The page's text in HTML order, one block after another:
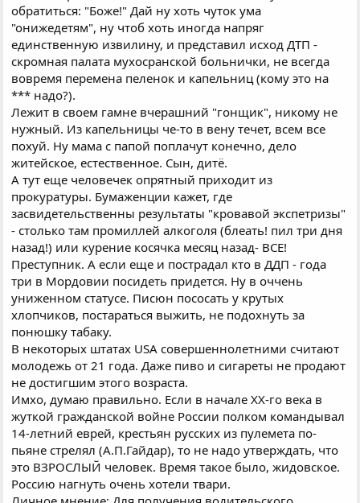
обратиться: "Боже!" Дай ну хоть чуток ума
"онижедетям", ну чтоб хоть иногда напряг
единственную извилину, и представил исxoд ДТП -
скромная палата мухосранской больнички, не всегда
вовремя перемена пеленок и капельниц (кому это на
*** надо?).
Лежит в своем гамне вчерашний "гонщик", никому не
нужный. Из капельницы че-то в вену течет, всем все
похуй. Ну мама с папой поплачут конечно, дело
житейское, естественное. Сын, дитё.
А тут еще человечек опрятный приходит из
прокуратуры. Бумаженции кажет, где
засвидетельственны результаты "кровавой экспетризы"
- столько там промиллей алкоголя (блеать! пил три дня
назад!) или курение косячка месяц назад- ВСЕ!
Преступник. А если еще и пострадал кто в ДДП - года
три в Мордовии посидеть придется. Ну в оччень
униженном статусе. Писюн пососать у крутых
хлопчиков, постараться выжить, не подохнуть за
понюшку табаку.
В некоторых штатах USA совершеннолетними считают
молодежь от 21 года. Даже пиво и сигареты не продают
не достигшим этого возраста.
Имхо, думаю правильно. Если в начале XX-го века в
жуткой гражданской войне России полком командывал
14-летний еврей, крестьян русских из пулемета по-
пьяне стрелял (А.П.Гайдар), то не надо утверждать, что
это ВЗРОСЛЫЙ человек. Время такое было, жидовское.
Россию нагнуть очень хотели твари.